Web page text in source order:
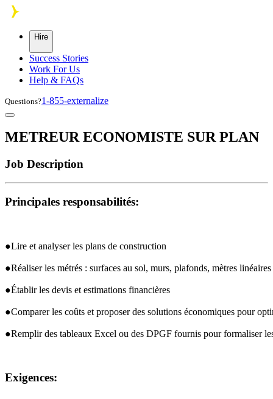
Skip to main content
Hire
Success Stories
Work For Us
Help & FAQs
Questions?1-855-externalize
METREUR ECONOMISTE SUR PLAN
Job Description
Principales responsabilités:
●Lire et analyser les plans de construction
●Réaliser les métrés : surfaces au sol, murs, plafonds, mètres linéaires
●Établir les devis et estimations financières
●Comparer les coûts et proposer des solutions économiques pour
●Remplir des tableaux Excel ou des DPGF fournis pour formaliser
Exigences: